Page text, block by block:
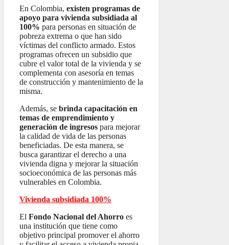
En Colombia, existen programas de
apoyo para vivienda subsidiada al
100% para personas en situación de
pobreza extrema o que han sido
víctimas del conflicto armado. Estos
programas ofrecen un subsidio que
cubre el valor total de la vivienda y se
complementa con asesoría en temas
de construcción y mantenimiento de la
misma.
Además, se brinda capacitación en
temas de emprendimiento y
generación de ingresos para mejorar
la calidad de vida de las personas
beneficiadas. De esta manera, se
busca garantizar el derecho a una
vivienda digna y mejorar la situación
socioeconómica de las personas más
vulnerables en Colombia.
Vivienda subsidiada 100%
El Fondo Nacional del Ahorro es
una institución que tiene como
objetivo principal promover el ahorro